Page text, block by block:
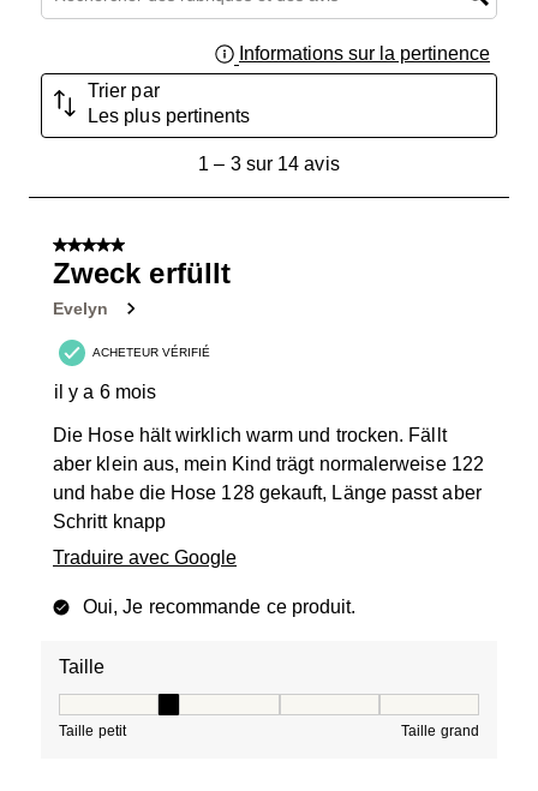
Informations sur la pertinence
Trier par
Les plus pertinents
sur
avis.
1 – 3 sur 14 avis
5 sur 5 étoiles.
Zweck erfüllt
Evelyn
ACHETEUR VÉRIFIÉ
il y a 6 mois
Die Hose hält wirklich warm und trocken. Fällt
aber klein aus, mein Kind trägt normalerweise 122
und habe die Hose 128 gekauft, Länge passt aber
Schritt knapp
Traduire avec Google
Oui, Je recommande ce produit.
Taille
Taille petit Taille grand